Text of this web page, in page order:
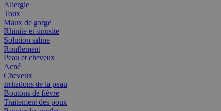
Allergie
Toux
Maux de gorge
Rhinite et sinusite
Solution saline
Ronflement
Peau et cheveux
Acné
Cheveux
Irritations de la peau
Boutons de fièvre
Traitement des poux